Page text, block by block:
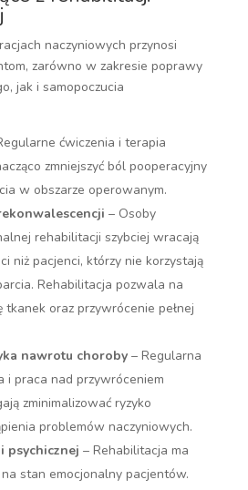
naczyniowych przynosi
zarówno w zakresie poprawy
jak i samopoczucia
ćwiczenia i terapia
zmniejszyć ból pooperacyjny
w obszarze operowanym.
– Osoby
rehabilitacji szybciej wracają
niż pacjenci, którzy nie korzystają
Rehabilitacja pozwala na
tkanek oraz przywrócenie pełnej
nawrotu choroby– Regularna
i praca nad przywróceniem
zminimalizować ryzyko
problemów naczyniowych.
psychicznej – Rehabilitacja ma
stan emocjonalny pacjentów.